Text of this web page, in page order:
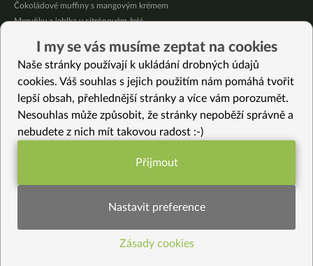
Čokoládové muffiny s mangovým krémem
Meruňky a jablka v citrónovém želé
Celozrnná rýže basmati se zeleninou
Citrónové muffiny s borůvkovým krémem
Vybrané recepty
Seitanové “masové” nudličky
Veganské karamelky (bez mléka i cukru)
Japonský špenátový salát Hourensou no goma-ae
Posilující polévka s hokkaido adzuki a kořenem lopuchu
I my se vás musíme zeptat na cookies
Naše stránky používají k ukládání drobných údajů
cookies. Váš souhlas s jejich použitím nám pomáhá tvořit
lepší obsah, přehlednější stránky a více vám porozumět.
Nesouhlas může způsobit, že stránky nepoběží správně a
nebudete z nich mít takovou radost :-)
Funkční nastavení potřebujeme (vždy
Statistiky pro lepší obsah
Přijmout
Nastavit preference
Zásady cookies